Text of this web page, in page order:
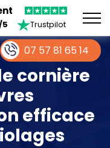
5 Trustpilot
cornière
efficace
07 57 81 65 14